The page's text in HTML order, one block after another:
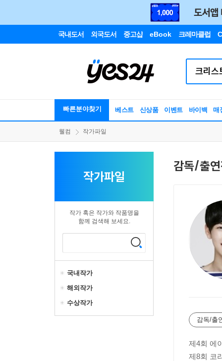
국내도서 외국도서 중고샵 eBook 크레마클럽
빠른분야찾기 베스트 신상품 이벤트 바이백 매
웰컴 작가파일
작가파일
작가 혹은 작가와 작품명을
함께 검색해 보세요.
국내작가
해외작가
수상작가
감독/출
감독/출
제4회 에
제8회 코